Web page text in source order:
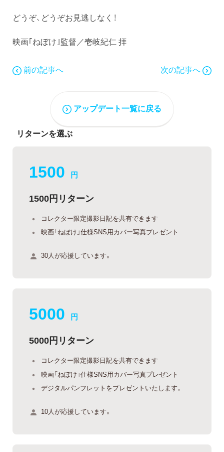
どうぞ、どうぞお見逃しなく！
映画｢ねぼけ｣監督／壱岐紀仁 拝
前の記事へ 次の記事へ
アップデート一覧に戻る
リターンを選ぶ
1500 円
1500円リターン
コレクター限定撮影日記を共有できます
映画「ねぼけ」仕様SNS用カバー写真プレゼント
30人が応援しています。
5000 円
5000円リターン
コレクター限定撮影日記を共有できます
映画「ねぼけ」仕様SNS用カバー写真プレゼント
デジタルパンフレットをプレゼントいたします。
10人が応援しています。